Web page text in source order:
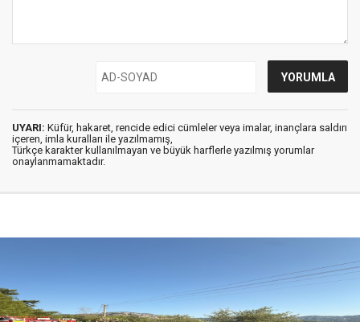
UYARI: Küfür, hakaret, rencide edici cümleler veya imalar, inançlara saldırı
içeren, imla kuralları ile yazılmamış,
Türkçe karakter kullanılmayan ve büyük harflerle yazılmış yorumlar
onaylanmamaktadır.